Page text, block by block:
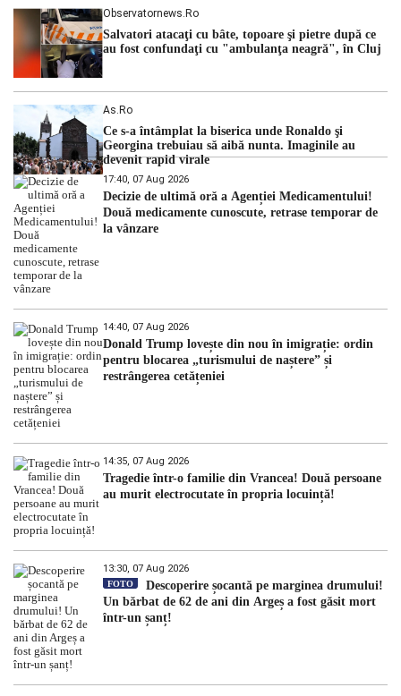
Observatornews.ro
Salvatori atacaţi cu bâte, topoare şi pietre după ce
au fost confundaţi cu "ambulanţa neagră", în Cluj
As.ro
Ce s-a întâmplat la biserica unde Ronaldo şi
Georgina trebuiau să aibă nunta. Imaginile au
devenit rapid virale
17:40, 07 Aug 2026
Decizie de ultimă oră a Agenției Medicamentului!
Două medicamente cunoscute, retrase temporar de
la vânzare
14:40, 07 Aug 2026
Donald Trump lovește din nou în imigrație: ordin
pentru blocarea „turismului de naștere” și
restrângerea cetățeniei
14:35, 07 Aug 2026
Tragedie într-o familie din Vrancea! Două persoane
au murit electrocutate în propria locuință!
13:30, 07 Aug 2026
FOTO
Descoperire șocantă pe marginea drumului!
Un bărbat de 62 de ani din Argeș a fost găsit mort
într-un șanț!